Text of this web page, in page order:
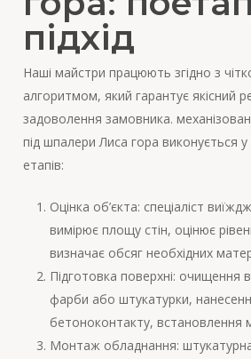
підхід
Наші майстри працюють згідно з
алгоритмом, який гарантує якісний
задоволення замовника.
під шпалери Лиса гора виконується
етапів:
Оцінка об’єкта: спеціаліст
вимірює площу стін, оцінює
визначає обсяг необхідних
Підготовка поверхні: очищення
фарби або штукатурки,
бетоноконтакту, встановлення
Монтаж обладнання: штукатурна